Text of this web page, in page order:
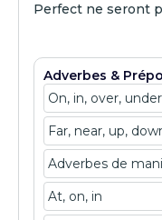
Perfect ne seront
Adverbes &
On, in, over,
Far, near, up,
Adverbes de
At, on, in